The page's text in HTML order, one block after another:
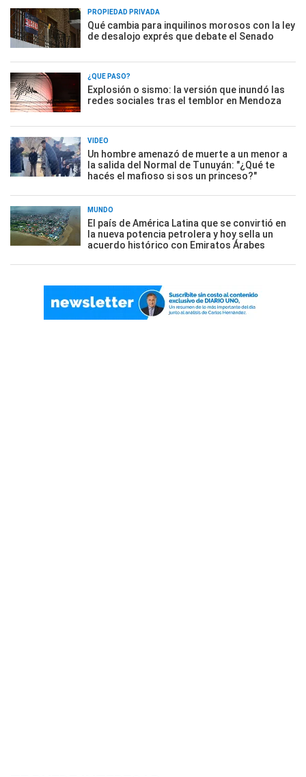
PROPIEDAD PRIVADA
Qué cambia para inquilinos morosos con la ley
de desalojo exprés que debate el Senado
¿QUÉ PASÓ?
Explosión o sismo: la versión que inundó las
redes sociales tras el temblor en Mendoza
VIDEO
Un hombre amenazó de muerte a un menor a
la salida del Normal de Tunuyán: "¿Qué te
hacés el mafioso si sos un princeso?"
MUNDO
El país de América Latina que se convirtió en
la nueva potencia petrolera y hoy sella un
acuerdo histórico con Emiratos Árabes